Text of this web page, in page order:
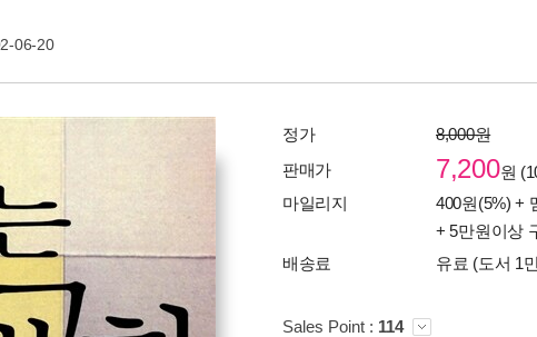
06-20
정가
8,000원
판매가
7,200원
마일리지
400원(5%) +
+ 5만원이상
배송료
유료 (도서 1
Sales Point : 114